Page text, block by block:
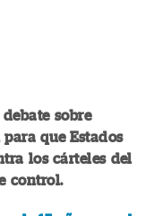
sobre
que Estados
los cárteles del
control.